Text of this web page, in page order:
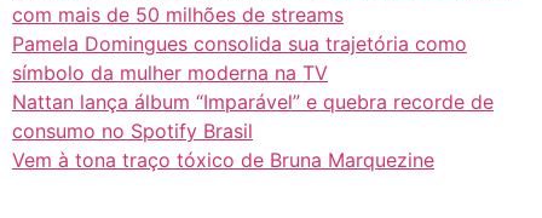
com mais de 50 milhões de streams
Pamela Domingues consolida sua trajetória como
símbolo da mulher moderna na TV
Nattan lança álbum “Imparável” e quebra recorde de
consumo no Spotify Brasil
Vem à tona traço tóxico de Bruna Marquezine